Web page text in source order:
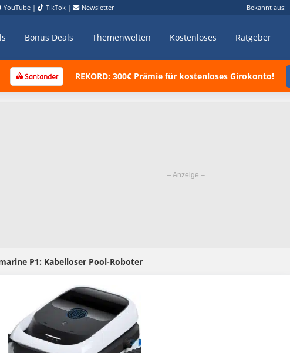
YouTube | TikTok | Newsletter Bekannt aus:
Bonus Deals Themenwelten Kostenloses Ratgeber
REKORD: 300€ Prämie für kostenloses Girokonto!
P1: Kabelloser Pool-Roboter